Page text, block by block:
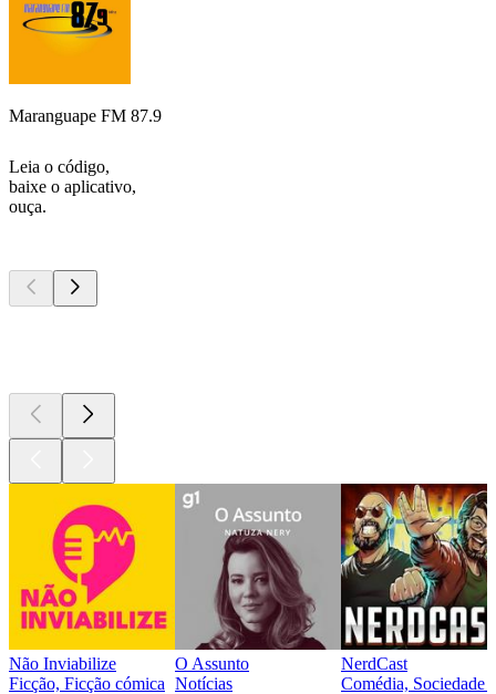
Maranguape FM 87.9
Leia o código,
baixe o aplicativo,
ouça.
Não Inviabilize
Ficção, Ficção cómica
O Assunto
Notícias
NerdCast
Comédia, Sociedade